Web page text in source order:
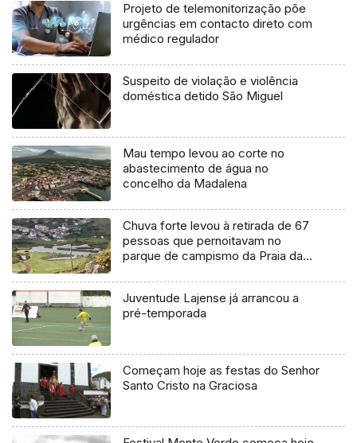
Projeto de telemonitorização põe
urgências em contacto direto com
médico regulador
Suspeito de violação e violência
doméstica detido São Miguel
Mau tempo levou ao corte no
abastecimento de água no
concelho da Madalena
Chuva forte levou à retirada de 67
pessoas que pernoitavam no
parque de campismo da Praia da
Juventude Lajense já arrancou a
pré-temporada
Começam hoje as festas do Senhor
Santo Cristo na Graciosa